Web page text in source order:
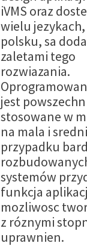
iVMS oraz
wielu
polsku, sa
zaletami tego
rozwiazania.
jest
stosowane w
na mala i
przypadku
systemów
funkcja
mozliwosc
z róznymi
uprawnien.